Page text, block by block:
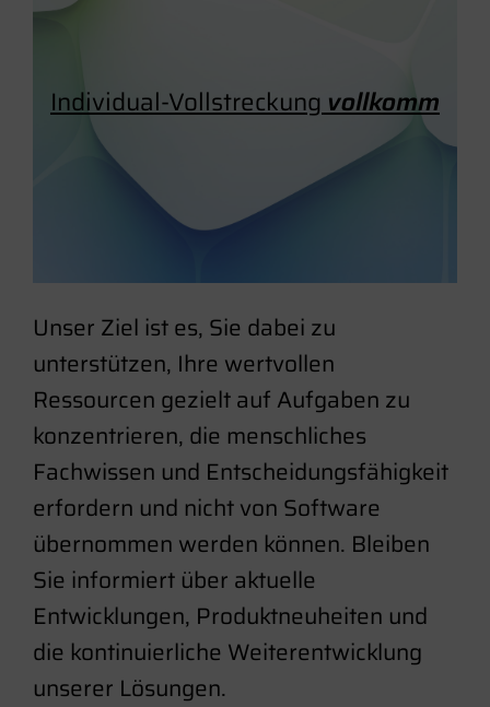
Individual-Vollstreckungvollkomm
Unser Ziel ist es, Sie dabei zu
unterstützen, Ihre wertvollen
Ressourcen gezielt auf Aufgaben zu
konzentrieren, die menschliches
Fachwissen und Entscheidungsfähigkeit
erfordern und nicht von Software
übernommen werden können. Bleiben
Sie informiert über aktuelle
Entwicklungen, Produktneuheiten und
die kontinuierliche Weiterentwicklung
unserer Lösungen.